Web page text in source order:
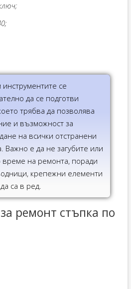
се
да се подготви
трябва да позволява
и възможност за
на всички отстранени
Важно е да не загубите или
на ремонта, поради
крепежни елементи
са в ред.
ремонт стъпка по